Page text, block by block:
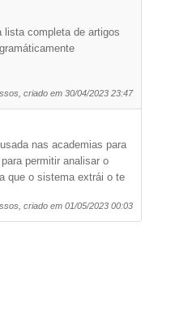
lista completa de artigos
criado em 30/04/2023 23:47
nas academias para
permitir analisar o
que o sistema extrái o te
criado em 01/05/2023 00:03